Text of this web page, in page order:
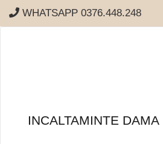
WHATSAPP 0376.448.248
INCALTAMINTE DAMA